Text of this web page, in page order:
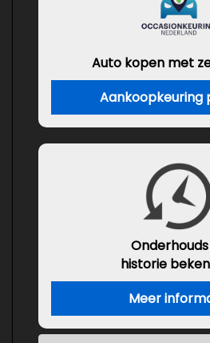
Auto kopen met
Aankoopkeuring
Onderhouds
historie
Meer